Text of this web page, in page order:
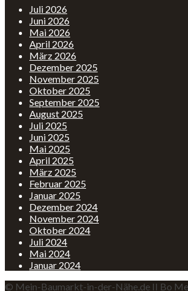
Juli 2026
Juni 2026
Mai 2026
April 2026
März 2026
Dezember 2025
November 2025
Oktober 2025
September 2025
August 2025
Juli 2025
Juni 2025
Mai 2025
April 2025
März 2025
Februar 2025
Januar 2025
Dezember 2024
November 2024
Oktober 2024
Juli 2024
Mai 2024
Januar 2024
© Mein-Baumarkt-in-der-Nähe.de II Bo